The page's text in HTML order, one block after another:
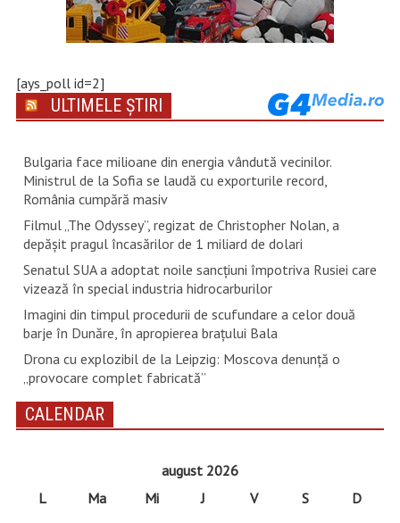
[ays_poll id=2]
ULTIMELE ȘTIRI
Bulgaria face milioane din energia vândută vecinilor.
Ministrul de la Sofia se laudă cu exporturile record,
România cumpără masiv
Filmul „The Odyssey”, regizat de Christopher Nolan, a
depăşit pragul încasărilor de 1 miliard de dolari
Senatul SUA a adoptat noile sancţiuni împotriva Rusiei care
vizează în special industria hidrocarburilor
Imagini din timpul procedurii de scufundare a celor două
barje în Dunăre, în apropierea brațului Bala
Drona cu explozibil de la Leipzig: Moscova denunţă o
„provocare complet fabricată”
CALENDAR
august 2026
L
Ma Mi J V S
D